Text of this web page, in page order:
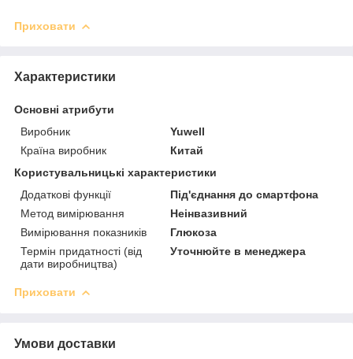
Приховати
Характеристики
Основні атрибути
Виробник
Yuwell
Країна виробник
Китай
Користувальницькі характеристики
Додаткові функції
Під'єднання до смартфона
Метод вимірювання
Неінвазивний
Вимірювання показників
Глюкоза
Термін придатності (від
дати виробництва)
Уточнюйте в менеджера
Приховати
Умови доставки